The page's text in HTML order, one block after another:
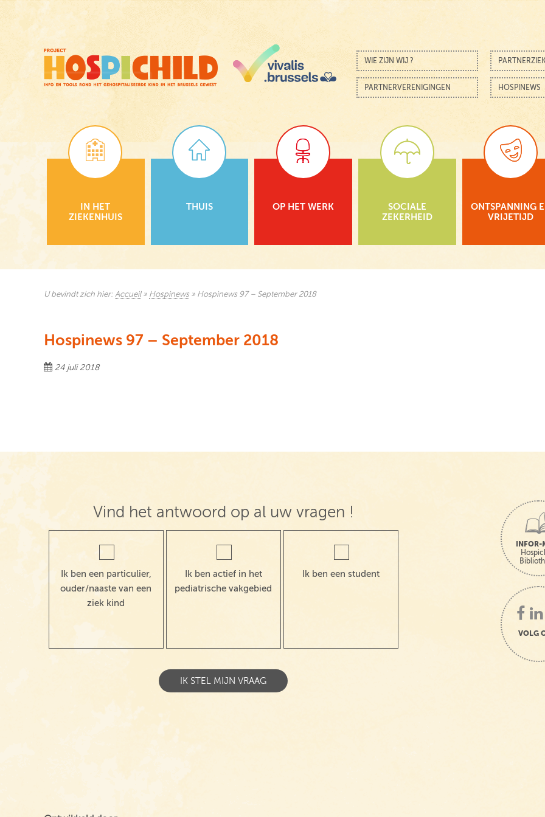
content
Menu
Skip to content
WIE ZIJN WIJ ?
PARTNERVERENIGINGEN HOSPINEWS
IN HET
ZIEKENHUIS
THUIS OP HET WERK
SOCIALE
ZEKERHEID
ONTSPANNING
VRIJETIJD
U bevindt zich hier: Accueil» Hospinews » Hospinews 97 – September 2018
Hospinews 97 – September 2018
24 juli 2018
Vind het antwoord op al uw vragen !
Ik ben een particulier,
ouder/naaste van een
ziek kind
Ik ben actief in het
pediatrische vakgebied
Ik ben een student
INFOR-
VOLG